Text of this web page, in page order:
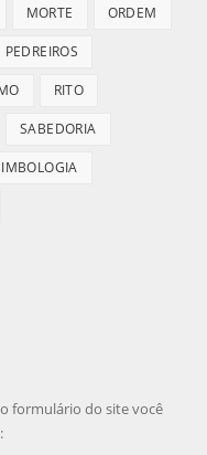
MORTE ORDEM
PEDREIROS
RITO
SABEDORIA
formulário do site você